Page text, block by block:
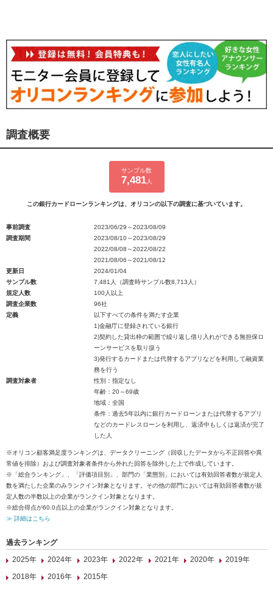
調査概要
サンプル数
7,481人
この銀行カードローンランキングは、オリコンの以下の調査に基づいています。
事前調査
2023/06/29～2023/08/09
調査期間
2023/08/10～2023/08/29
2022/08/08～2022/08/22
2021/08/06～2021/08/12
更新日
2024/01/04
サンプル数
7,481人（調査時サンプル数8,713人）
規定人数
100人以上
調査企業数
96社
定義
以下すべての条件を満たす企業
1)金融庁に登録されている銀行
2)契約した貸出枠の範囲で繰り返し借り入れができる無担保ロ
ーンサービスを取り扱う
3)発行するカードまたは代替するアプリなどを利用して融資業
務を行う
調査対象者
性別：指定なし
年齢：20～69歳
地域：全国
条件：過去5年以内に銀行カードローンまたは代替するアプリ
などのカードレスローンを利用し、返済中もしくは返済が完了
した人
※オリコン顧客満足度ランキングは、データクリーニング（回収したデータから不正回答や異
常値を排除）および調査対象者条件から外れた回答を除外した上で作成しています。
※「総合ランキング」、「評価項目別」、部門の「業態別」においては有効回答者数が規定人
数を満たした企業のみランクイン対象となります。その他の部門においては有効回答者数が規
定人数の半数以上の企業がランクイン対象となります。
※総合得点が60.0点以上の企業がランクイン対象となります。
≫ 詳細はこちら
過去ランキング
2025年
2024年 2023年 2022年 2021年 2020年
2019年
2018年
2016年 2015年